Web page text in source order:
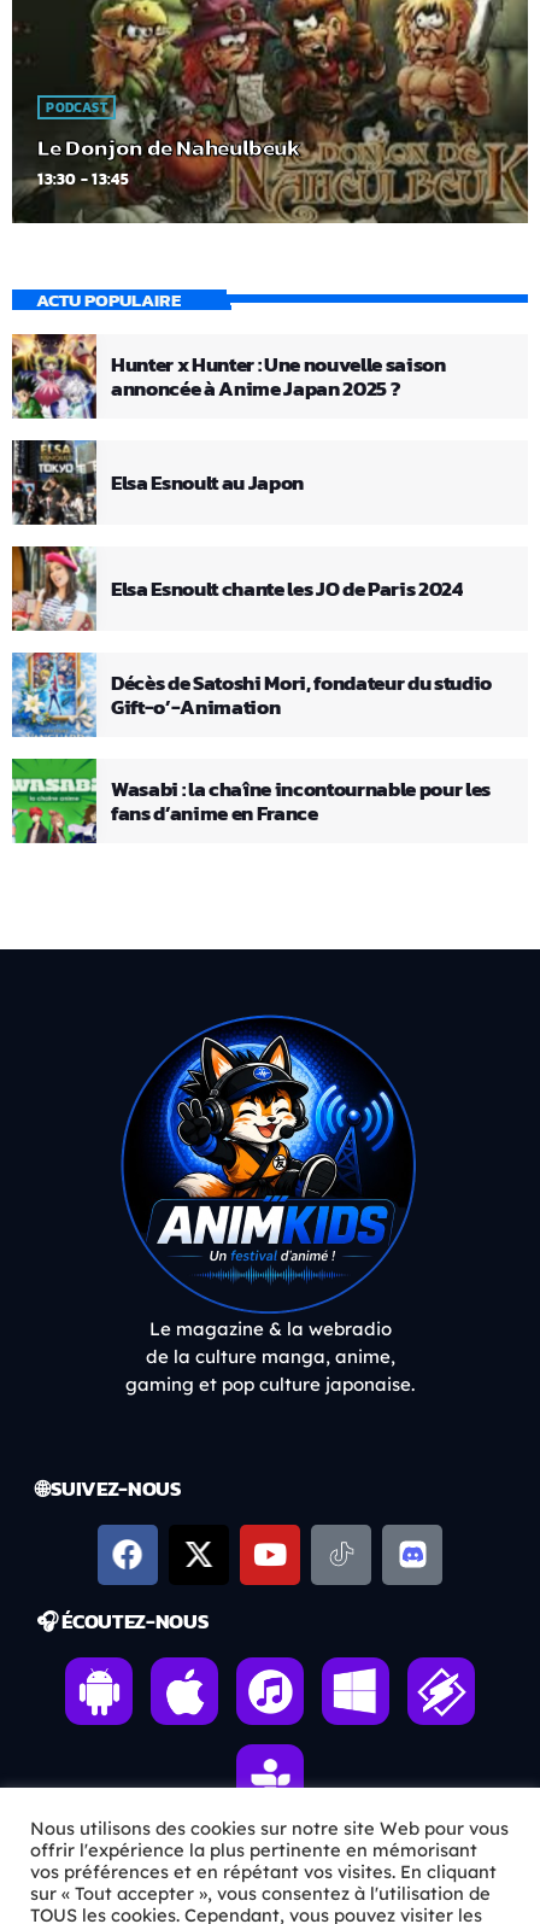
PODCAST
Le Donjon de Naheulbeuk
13:30 - 13:45
ACTU POPULAIRE
Hunter x Hunter : Une nouvelle saison
annoncée à Anime Japan 2025 ?
Elsa Esnoult au Japon
Elsa Esnoult chante les JO de Paris 2024
Décès de Satoshi Mori, fondateur du studio
Gift-o’-Animation
Wasabi : la chaîne incontournable pour les
fans d’anime en France
Le magazine & la webradio
de la culture manga, anime,
gaming et pop culture japonaise.
🌐 SUIVEZ-NOUS
🎧 ÉCOUTEZ-NOUS
ℹ️ INFOS PRATIQUES
Nous utilisons des cookies sur notre site Web pour vous
offrir l'expérience la plus pertinente en mémorisant
vos préférences et en répétant vos visites. En cliquant
sur « Tout accepter », vous consentez à l'utilisation de
TOUS les cookies. Cependant, vous pouvez visiter les